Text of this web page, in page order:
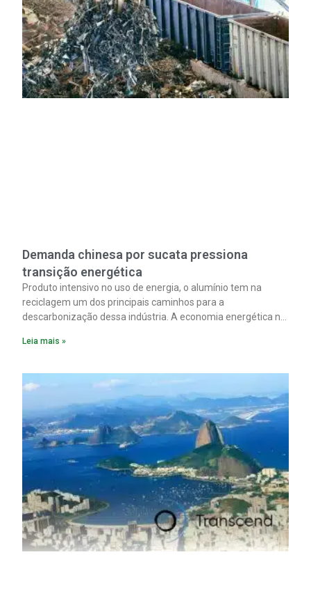
Demanda chinesa por sucata pressiona
transição energética
Produto intensivo no uso de energia, o alumínio tem na
reciclagem um dos principais caminhos para a
descarbonização dessa indústria. A economia energética na
material. A produção de um alumínio mais limpo, no entanto,
insumo, a sucata, devido, sobretudo, ao interesse chinês
pela matéria-prima.
Leia mais »